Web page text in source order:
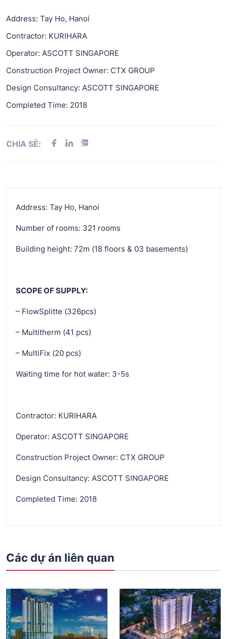
Address: Tay Ho, Hanoi
Contractor: KURIHARA
Operator: ASCOTT SINGAPORE
Construction Project Owner: CTX GROUP
Design Consultancy: ASCOTT SINGAPORE
Completed Time: 2018
CHIA SẺ:
Address: Tay Ho, Hanoi
Number of rooms: 321 rooms
Building height: 72m (18 floors & 03 basements)
SCOPE OF SUPPLY:
– FlowSplitte (326pcs)
– Multitherm (41 pcs)
– MultiFix (20 pcs)
Waiting time for hot water: 3-5s
Contractor: KURIHARA
Operator: ASCOTT SINGAPORE
Construction Project Owner: CTX GROUP
Design Consultancy: ASCOTT SINGAPORE
Completed Time: 2018
Các dự án liên quan